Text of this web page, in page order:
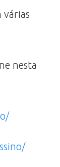
várias
nesta